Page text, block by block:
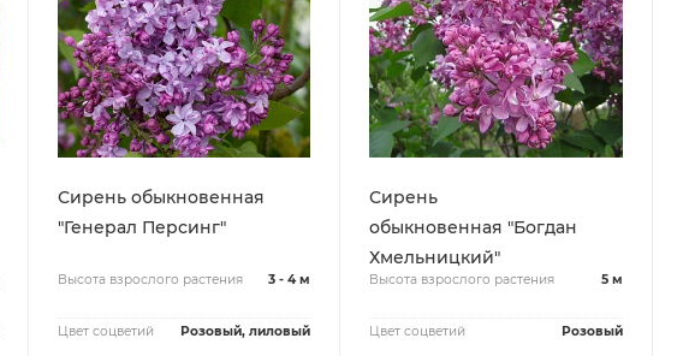
Сирень обыкновенная
"Генерал Персинг"
Высота взрослого растения 3 - 4 м
Цвет соцветий Розовый, лиловый
Сирень
обыкновенная "Богдан
Хмельницкий"
Высота взрослого растения 5 м
Цвет соцветий Розовый